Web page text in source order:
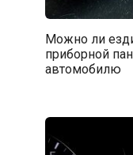
Можно ли
приборной
автомобилю